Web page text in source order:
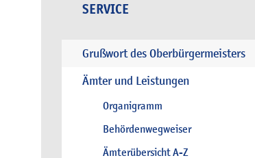
SERVICE
Grußwort des Oberbürgermeisters
Ämter und Leistungen
Organigramm
Behördenwegweiser
Ämterübersicht A-Z